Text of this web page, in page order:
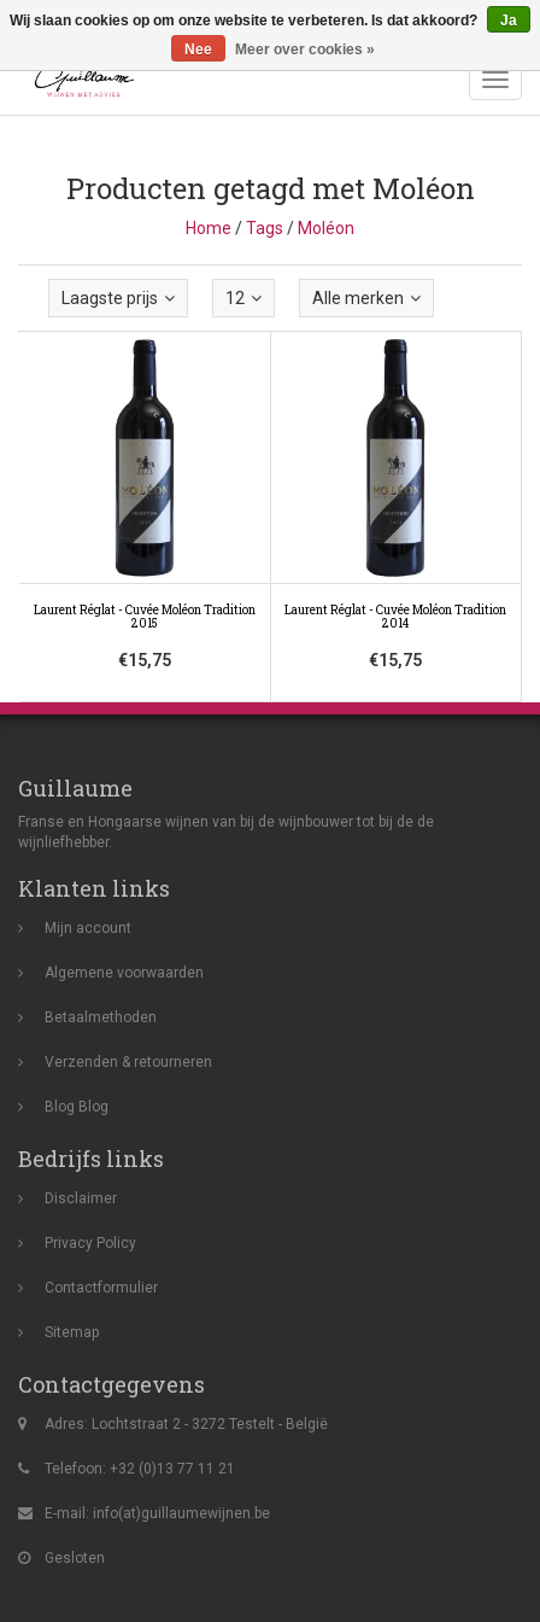
Vragen? Bel ons: +32 (0)13 - 77 11 21 - Winkel: Lochtstraat 2,
3272 Testelt -
info@guillaumewijnen.be
Producten getagd met Moléon
Home /Tags /Moléon
Laagste prijs 12 Alle merken
Laurent Réglat - Cuvée Moléon Tradition
2015
€15,75
Laurent Réglat - Cuvée Moléon Tradition
2014
€15,75
Guillaume
Franse en Hongaarse wijnen van bij de wijnbouwer tot bij de de
wijnliefhebber.
Klanten links
Mijn account
Algemene voorwaarden
Betaalmethoden
Verzenden & retourneren
Blog Blog
Bedrijfs links
Disclaimer
Privacy Policy
Contactformulier
Sitemap
Contactgegevens
Adres: Lochtstraat 2 - 3272 Testelt - België
Telefoon: +32 (0)13 77 11 21
E-mail: info(at)guillaumewijnen.be
Gesloten
Wij slaan cookies op om onze website te verbeteren. Is dat akkoord?
Ja
Nee
Meer over cookies »